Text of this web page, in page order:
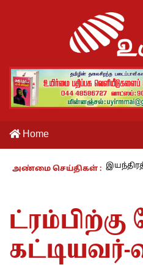
Home
அண்மை செய்திகள் :
: தையல் இயந்திரத்தின்